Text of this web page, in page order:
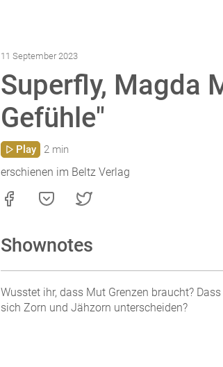
11 September 2023
Superfly, Magda
Gefühle"
Play 2 min
erschienen im Beltz Verlag
Shownotes
Wusstet ihr, dass Mut Grenzen braucht?
sich Zorn und Jähzorn unterscheiden?